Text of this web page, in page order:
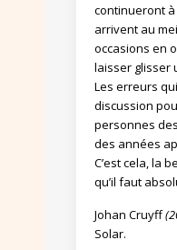
continueront à
arrivent au
occasions en
laisser glisser
Les erreurs
discussion
personnes
des années
C’est cela, la
qu’il faut
Johan Cruyff
Solar.